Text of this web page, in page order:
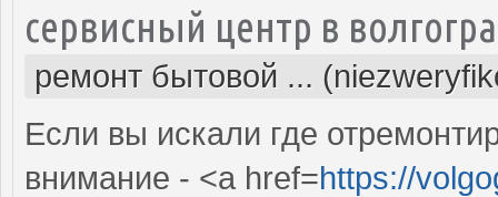
сервисный центр в
ремонт бытовой ...
Если вы искали где
внимание - <a href=https://